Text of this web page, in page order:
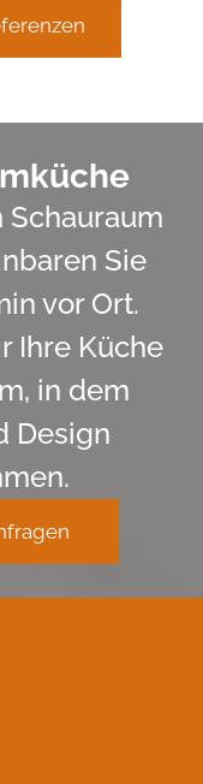
Schauraum
Sie
vor Ort.
Ihre Küche
in dem
Design